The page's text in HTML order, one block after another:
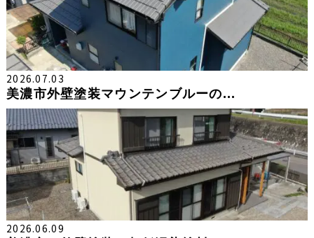
2026.07.03
美濃市外壁塗装マウンテンブルーの...
2026.06.09